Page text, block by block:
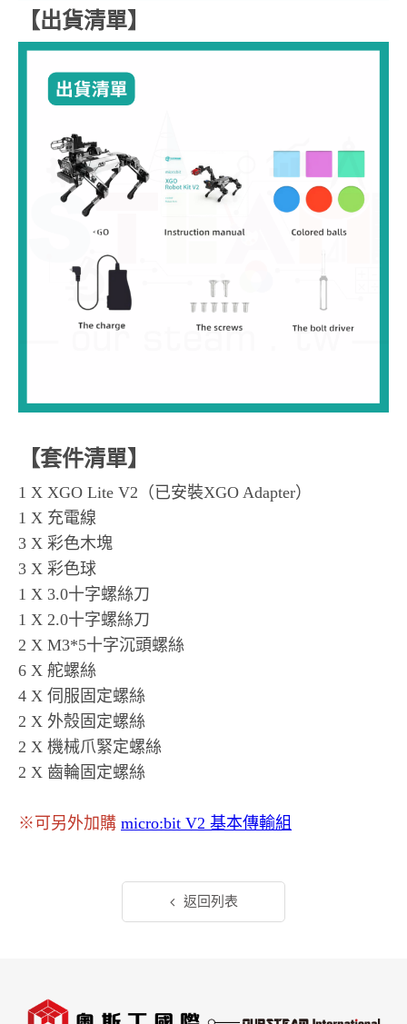
【出貨清單】
【套件清單】
1 X XGO Lite V2（已安裝XGO Adapter）
1 X 充電線
3 X 彩色木塊
3 X 彩色球
1 X 3.0十字螺絲刀
1 X 2.0十字螺絲刀
2 X M3*5十字沉頭螺絲
6 X 舵螺絲
4 X 伺服固定螺絲
2 X 外殼固定螺絲
2 X 機械爪緊定螺絲
2 X 齒輪固定螺絲
※可另外加購 micro:bit V2 基本傳輸組
返回列表